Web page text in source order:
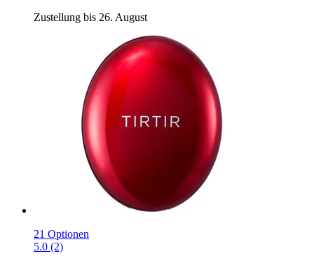
Zustellung bis 26. August
21 Optionen
5.0 (2)